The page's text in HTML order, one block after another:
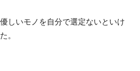
しいモノを自分で選定ないといけ
。